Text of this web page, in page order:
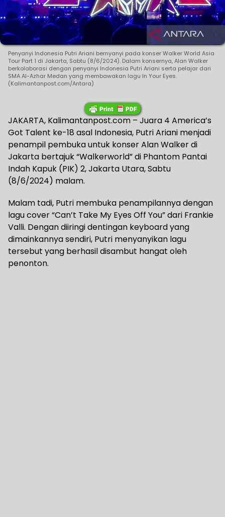
Penyanyi Indonesia Putri Ariani bernyanyi pada konser Walker World Asia
Tour Part 1 di Jakarta, Sabtu (8/6/2024). Dalam konsernya, Alan Walker
berkolaborasi dengan penyanyi Indonesia Putri Ariani serta pelajar dari
SMA Al-Azhar Medan yang membawakan lagu In Your Eyes.
(Kalimantanpost.com/Antara)
JAKARTA, Kalimantanpost.com – Juara 4 America’s
Got Talent ke-18 asal Indonesia, Putri Ariani menjadi
penampil pembuka untuk konser Alan Walker di
Jakarta bertajuk “Walkerworld” di Phantom Pantai
Indah Kapuk (PIK) 2, Jakarta Utara, Sabtu
(8/6/2024) malam.
Malam tadi, Putri membuka penampilannya dengan
lagu cover “Can’t Take My Eyes Off You” dari Frankie
Valli. Dengan diiringi dentingan keyboard yang
dimainkannya sendiri, Putri menyanyikan lagu
tersebut yang berhasil disambut hangat oleh
penonton.